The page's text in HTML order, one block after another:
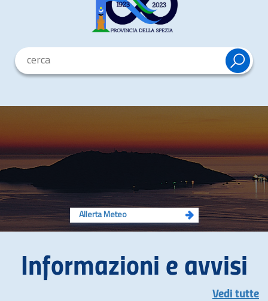
Allerta Meteo
Informazioni e avvisi
Vedi tutte